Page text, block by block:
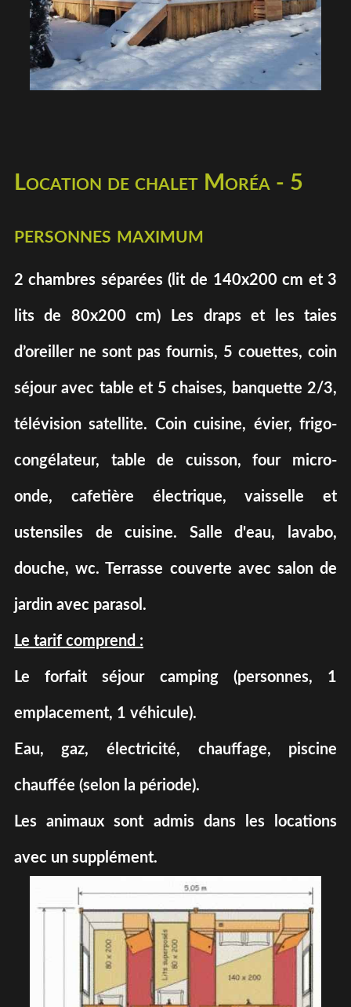
Location de chalet Moréa - 5
personnes maximum
2 chambres séparées (lit de 140x200 cm et 3
lits de 80x200 cm) Les draps et les taies
d’oreiller ne sont pas fournis, 5 couettes, coin
séjour avec table et 5 chaises, banquette 2/3,
télévision satellite. Coin cuisine, évier, frigo-
congélateur, table de cuisson, four micro-
onde, cafetière électrique, vaisselle et
ustensiles de cuisine. Salle d'eau, lavabo,
douche, wc. Terrasse couverte avec salon de
jardin avec parasol.
Le tarif comprend :
Le forfait séjour camping (personnes, 1
emplacement, 1 véhicule).
Eau, gaz, électricité, chauffage, piscine
chauffée (selon la période).
Les animaux sont admis dans les locations
avec un supplément.